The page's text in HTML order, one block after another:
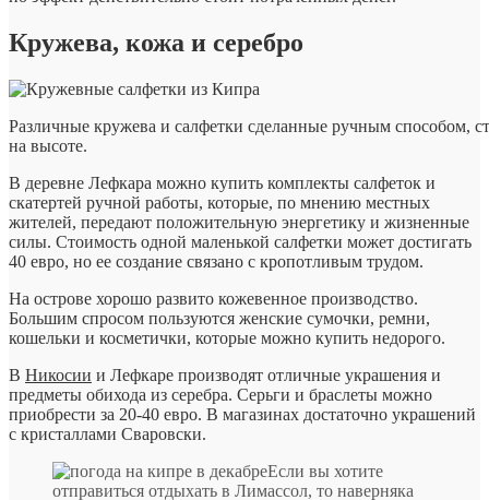
Кружева, кожа и серебро
Различные кружева и салфетки сделанные ручным способом,
на высоте.
В деревне Лефкара можно купить комплекты салфеток и
скатертей ручной работы, которые, по мнению местных
жителей, передают положительную энергетику и жизненные
силы. Стоимость одной маленькой салфетки может достигать
40 евро, но ее создание связано с кропотливым трудом.
На острове хорошо развито кожевенное производство.
Большим спросом пользуются женские сумочки, ремни,
кошельки и косметички, которые можно купить недорого.
В Никосии и Лефкаре производят отличные украшения и
предметы обихода из серебра. Серьги и браслеты можно
приобрести за 20-40 евро. В магазинах достаточно украшений
с кристаллами Сваровски.
Если вы хотите
отправиться отдыхать в Лимассол, то наверняка